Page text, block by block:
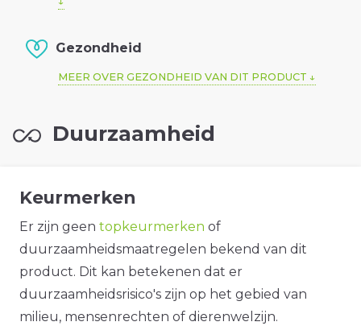
Gezondheid
MEER OVER GEZONDHEID VAN DIT PRODUCT
Duurzaamheid
Keurmerken
Er zijn geen topkeurmerken of
duurzaamheidsmaatregelen bekend van dit
product. Dit kan betekenen dat er
duurzaamheidsrisico's zijn op het gebied van
milieu, mensenrechten of dierenwelzijn.